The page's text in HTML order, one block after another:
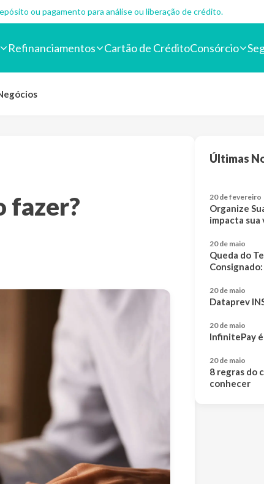
ou pagamento para análise ou liberação de crédito.
Refinanciamentos Cartão de CréditoConsórcio
fazer?
Últimas
20 de fevereiro
Organize
impacta sua
20 de maio
Queda do
20 de maio
Dataprev
20 de maio
InfinitePay
20 de maio
8 regras do
conhecer